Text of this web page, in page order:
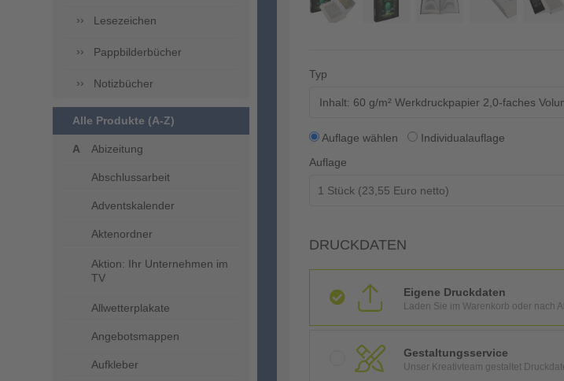
Lesezeichen
Pappbilderbücher
Notizbücher
Alle Produkte (A-Z)
Abizeitung
Abschlussarbeit
Adventskalender
Aktenordner
Aktion: Ihr Unternehmen im
TV
Allwetterplakate
Angebotsmappen
Aufkleber
Typ
Inhalt: 60 g/m² Werkdruckpapier 2,0-faches
Auflage wählen
Individualauflage
Auflage
DRUCKDATEN
Eigene Druckdaten
Laden Sie im Warenkorb oder nach
Gestaltungsservice
Unser Kreativteam gestaltet